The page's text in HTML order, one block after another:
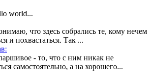
world...
что здесь собрались те, кому нечем
и похвастаться. Так ...
- то, что с ним никак не
самостоятельно, а на хорошего...